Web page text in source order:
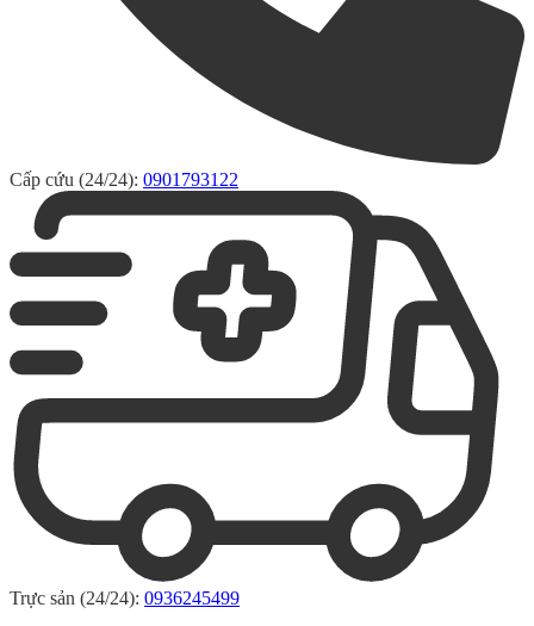
Cấp cứu (24/24): 0901793122
Trực sản (24/24): 0936245499